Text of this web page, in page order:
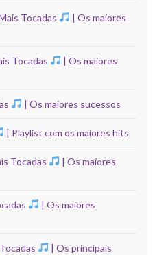
Tocadas
| Os maiores
Tocadas
| Os maiores
| Os maiores sucessos
| Playlist com os maiores hits
Tocadas
| Os maiores
| Os maiores
| Os principais